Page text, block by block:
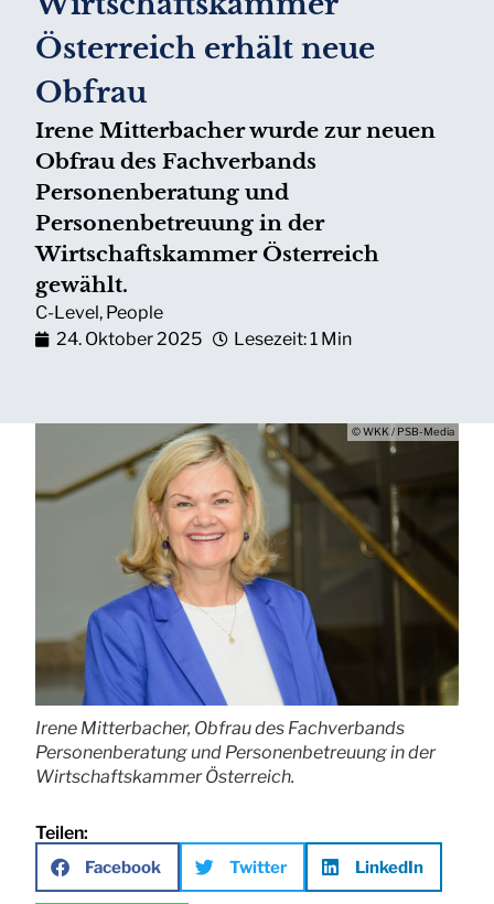
Österreich erhält neue
Obfrau
Irene Mitterbacher wurde zur neuen
Obfrau des Fachverbands
Personenberatung und
Personenbetreuung in der
Wirtschaftskammer Österreich
gewählt.
C-Level, People
24. Oktober 2025
Lesezeit: 1 Min
© WKK / PSB-Media
Irene Mitterbacher, Obfrau des Fachverbands
Personenberatung und Personenbetreuung in der
Wirtschaftskammer Österreich.
Teilen:
Facebook Twitter LinkedIn